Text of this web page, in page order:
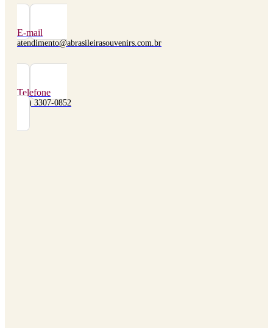
E-mail
atendimento@abrasileirasouvenirs.com.br
Telefone
(48) 3307-0852